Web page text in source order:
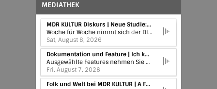
MEDIATHEK
MDR KULTUR Diskurs | Neue Studie: Mit der AfD ginge es wirtschaftlich bergab
Woche für Woche nimmt sich der DISKURS Zeit, über Fragen aus ganz unterschiedlichen Bereichen zu nachzudenken. Mit Experten ihres jeweiligen Fachs spricht MDR KULTUR über die aktuellen Tendenzen in Geschichte und Gesellschaft, Philosophie und Religion, Kulturgeschichte, Naturwissenschaften und Lebenshilfe. Und steht damit für die kritische Reflexion der Gegenwart sowie geistige Konzentration und Orientierungen über den Augenblick hinaus.
Sat, August 8, 2026
Dokumentation und Feature | Ich komme und gehe wieder – das wundersame Leben des Joachim Ringelnatz
Ausgewählte Features nehmen Sie mit in das riesige Themenspektrum der Kultur, vom Blick in die Geschichte bis zu hochaktuellen Fragen unserer Zeit, vom Wissenschafts- bis zum Lifestyle-Thema – lassen Sie sich inspirieren!
Fri, August 7, 2026
Folk und Welt bei MDR KULTUR | A Farewell